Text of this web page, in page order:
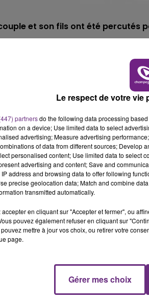
10h00 - 14h00
LE TICKET DE
et son fils ont été percutés
à Reims.
le trottoir du boulevard Saint-
grièvement blessée, son pronostic
le fils a été moins sérieusement
arrêté.
pu identifier le véhicule et
été placé en garde à vue.
15h00 - 19h00
Le respect de votre vie
partnersdo the following data processing
on a device; Use limited data to select
advertising; Measure advertising
of data from different sources; Develop
personalised content; Use limited data to select
advertising and content; Save and
address and browsing data to offer following
precise geolocation data; Match and combine
transmitted automatically.
accepter en cliquant sur "Accepter et fermer", ou
pouvez également refuser en cliquant sur
mettre à jour vos choix, ou retirer votre
page.
Gérer mes choix